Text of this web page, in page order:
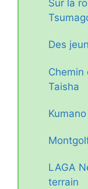
Sur la
Des
Chemin
Taisha
LAGA
terrain